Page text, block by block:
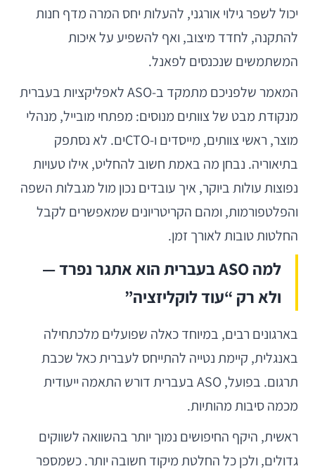
יכול לשפר גילוי אורגני, להעלות יחס המרה מדף חנות
להתקנה, לחדד מיצוב, ואף להשפיע על איכות
המשתמשים שנכנסים לפאנל.
המאמר שלפניכם מתמקד ב-ASO לאפליקציות בעברית
מנקודת מבט של צוותים מנוסים: מפתחי מובייל, מנהלי
מוצר, ראשי צוותים, מייסדים ו-CTOים. לא נסתפק
בתיאוריה. נבחן מה באמת חשוב להחליט, אילו טעויות
נפוצות עולות ביוקר, איך עובדים נכון מול מגבלות השפה
והפלטפורמות, ומהם הקריטריונים שמאפשרים לקבל
החלטות טובות לאורך זמן.
למה ASO בעברית הוא אתגר נפרד —
ולא רק “עוד לוקליזציה”
בארגונים רבים, במיוחד כאלה שפועלים מלכתחילה
באנגלית, קיימת נטייה להתייחס לעברית כאל שכבת
תרגום. בפועל, ASO בעברית דורש התאמה ייעודית
מכמה סיבות מהותיות.
ראשית, היקף החיפושים נמוך יותר בהשוואה לשווקים
גדולים, ולכן כל החלטת מיקוד חשובה יותר. כשמספר